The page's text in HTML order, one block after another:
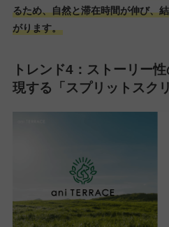
るため、自然と滞在時間が伸び、
がります。
トレンド4：ストーリー
現する「スプリットスク